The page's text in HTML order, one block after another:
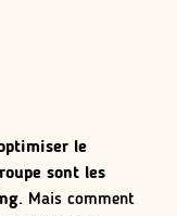
le
sont les
. Mais comment